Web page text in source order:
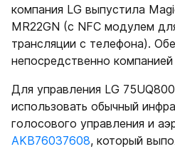
компания LG выпустила
MR22GN (с NFC модулем
трансляции с телефона).
непосредственно компанией
Для управления LG
использовать обычный
голосового управления и
AKB76037608, который